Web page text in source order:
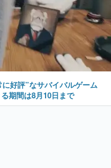
好評”なサバイバルゲーム
期間は8月10日まで